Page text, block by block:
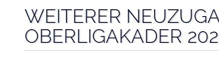
WEITERER
OBERLIGAKADER